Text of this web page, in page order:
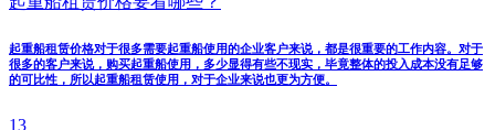
起重船租赁价格对于很多需要起重船使用的企业客户来说，都是很重要的工作内容。对于
很多的客户来说，购买起重船使用，多少显得有些不现实，毕竟整体的投入成本没有足够
的可比性，所以起重船租赁使用，对于企业来说也更为方便。
13